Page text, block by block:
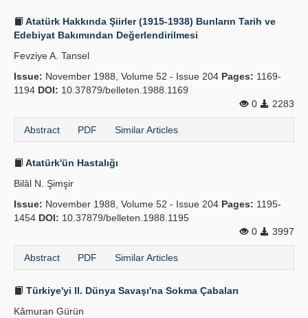
Principles
Guidelines
Atatürk Hakkında Şiirler (1915-1938) Bunların Tarih ve
Edebiyat Bakımından Değerlendirilmesi
Fevziye A. Tansel
Issue: November 1988, Volume 52 - Issue 204 Pages: 1169-
1194 DOI: 10.37879/belleten.1988.1169
0
2283
Abstract PDF Similar Articles
Atatürk'ün Hastalığı
Bilâl N. Şimşir
Issue: November 1988, Volume 52 - Issue 204 Pages: 1195-
1454 DOI: 10.37879/belleten.1988.1195
0
3997
Abstract PDF Similar Articles
Türkiye'yi II. Dünya Savaşı'na Sokma Çabaları
Kâmuran Gürün